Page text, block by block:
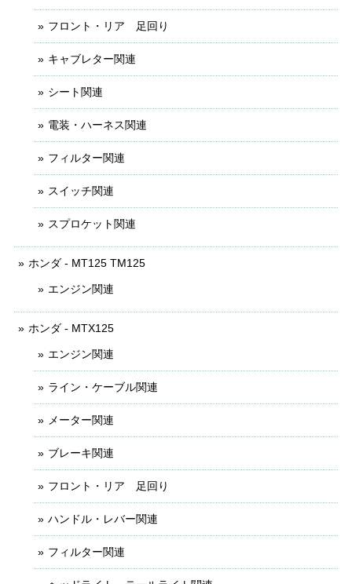
フロント・リア 足回り
キャブレター関連
シート関連
電装・ハーネス関連
フィルター関連
スイッチ関連
スプロケット関連
ホンダ - MT125 TM125
エンジン関連
ホンダ - MTX125
エンジン関連
ライン・ケーブル関連
メーター関連
ブレーキ関連
フロント・リア 足回り
ハンドル・レバー関連
フィルター関連